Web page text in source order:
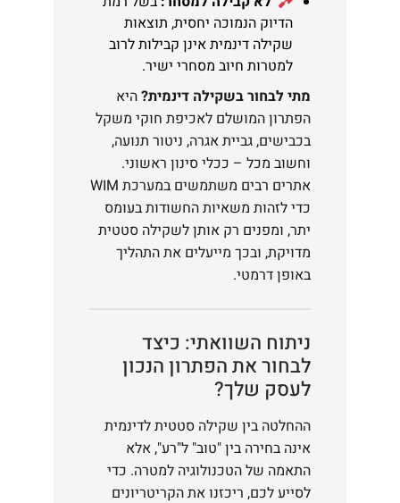
הדיוק הנמוכה יחסית, תוצאות
שקילה דינמית אינן קבילות לרוב
למטרות חיוב מסחרי ישיר.
מתי לבחור בשקילה דינמית?היא
הפתרון המושלם לאכיפת חוקי משקל
בכבישים, גביית אגרה, ניטור תנועה,
וחשוב מכל – ככלי סינון ראשוני.
אתרים רבים משתמשים במערכת WIM
כדי לזהות משאיות החשודות בעומס
יתר, ומפנים רק אותן לשקילה סטטית
מדויקת, ובכך מייעלים את התהליך
באופן דרמטי.
ניתוח השוואתי: כיצד
לבחור את הפתרון הנכון
לעסק שלך?
ההחלטה בין שקילה סטטית לדינמית
אינה בחירה בין "טוב" ל"רע", אלא
התאמה של הטכנולוגיה למטרה. כדי
לסייע לכם, ריכזנו את הקריטריונים